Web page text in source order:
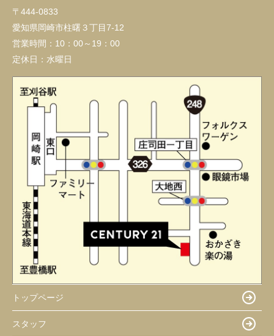
〒444-0833
愛知県岡崎市柱曙３丁目7-12
営業時間： 10：00～19：00
定休日： 水曜日
トップページ
スタッフ